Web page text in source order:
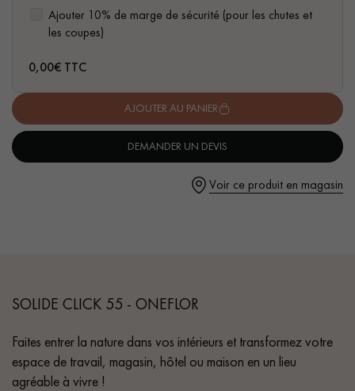
Un expert Décoplus Parquets vous appelle
Demandez un rendez-vous personnalisé
Ajouter 10% de marge de sécurité (pour les chutes et
les coupes)
0,00€ TTC
AJOUTER AU PANIER
DEMANDER UN DEVIS
Voir ce produit en magasin
SOLIDE CLICK 55 - ONEFLOR
Faites entrer la nature dans vos intérieurs et transformez votre
espace de travail, magasin, hôtel ou maison en un lieu
agréable à vivre !